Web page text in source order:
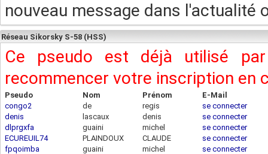
nouveau message dans l'actualité
Réseau Sikorsky S-58 (HSS)
Ce pseudo est déjà utilisé
recommencer votre inscription en
Pseudo Nom Prénom
E-Mail
congo2
de regis
se connecter
denis
lascaux denis
se connecter
dlprgxfa
guaini michel
se connecter
ECUREUIL74
PLAINDOUX CLAUDE
se connecter
fpqoimba
guaini michel
se connecter